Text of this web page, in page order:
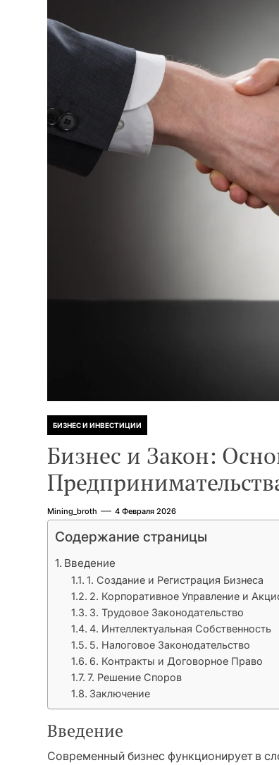
БИЗНЕС И ИНВЕСТИЦИИ
Бизнес и Закон:
Mining_broth 4 Февраля 2026
Содержание страницы
Введение
1. Создание и Регистрация Бизнеса
2. Корпоративное Управление и
3. Трудовое Законодательство
4. Интеллектуальная Собственность
5. Налоговое Законодательство
6. Контракты и Договорное Право
7. Решение Споров
Заключение
Введение
Современный бизнес функционирует в